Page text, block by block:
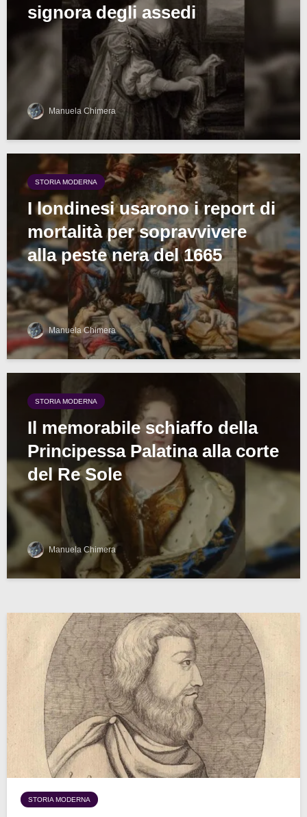
signora degli assedi
Manuela Chimera
STORIA MODERNA
I londinesi usarono i report di
mortalità per sopravvivere
alla peste nera del 1665
Manuela Chimera
STORIA MODERNA
Il memorabile schiaffo della
Principessa Palatina alla corte
del Re Sole
Manuela Chimera
STORIA MODERNA